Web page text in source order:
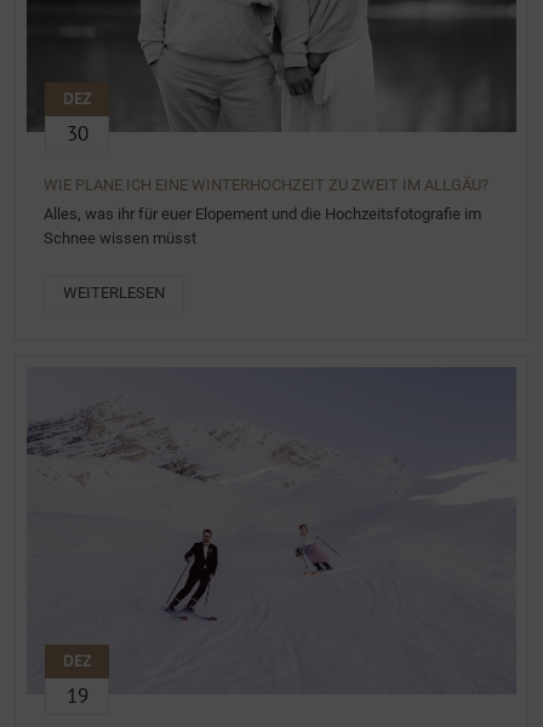
DEZ
30
WIE PLANE ICH EINE WINTERHOCHZEIT ZU ZWEIT IM ALLGÄU?
Alles, was ihr für euer Elopement und die Hochzeitsfotografie im
Schnee wissen müsst
WEITERLESEN
DEZ
19